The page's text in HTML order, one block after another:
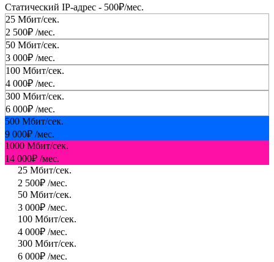
Статический IP-адрес - 500₽/мес.
25 Мбит/сек.
2 500₽ /мес.
50 Мбит/сек.
3 000₽ /мес.
100 Мбит/сек.
4 000₽ /мес.
300 Мбит/сек.
6 000₽ /мес.
500 Мбит/сек.
9 000₽ /мес.
1000 Мбит/сек.
14 000₽ /мес.
25 Мбит/сек.
2 500₽ /мес.
50 Мбит/сек.
3 000₽ /мес.
100 Мбит/сек.
4 000₽ /мес.
300 Мбит/сек.
6 000₽ /мес.